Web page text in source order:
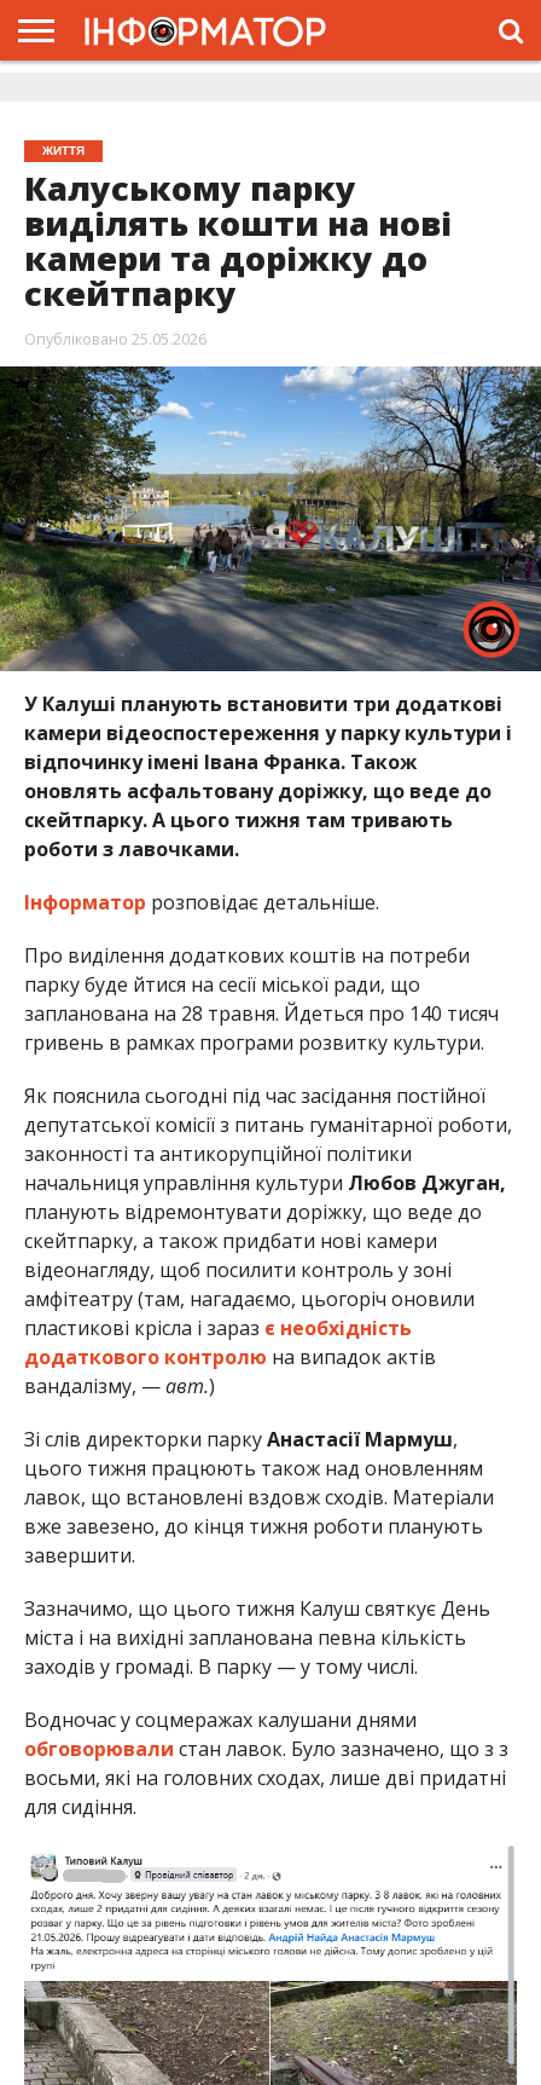
ЖИТТЯ
Калуському парку
виділять кошти на нові
камери та доріжку до
скейтпарку
Опубліковано 25.05.2026
У Калуші планують встановити три додаткові
камери відеоспостереження у парку культури і
відпочинку імені Івана Франка. Також
оновлять асфальтовану доріжку, що веде до
скейтпарку. А цього тижня там тривають
роботи з лавочками.
Інформатор розповідає детальніше.
Про виділення додаткових коштів на потреби
парку буде йтися на сесії міської ради, що
запланована на 28 травня. Йдеться про 140 тисяч
гривень в рамках програми розвитку культури.
Як пояснила сьогодні під час засідання постійної
депутатської комісії з питань гуманітарної роботи,
законності та антикорупційної політики
начальниця управління культури Любов Джуган,
планують відремонтувати доріжку, що веде до
скейтпарку, а також придбати нові камери
відеонагляду, щоб посилити контроль у зоні
амфітеатру (там, нагадаємо, цьогоріч оновили
пластикові крісла і зараз є необхідність
додаткового контролю на випадок актів
вандалізму, —авт.)
Зі слів директорки паркуАнастасії Мармуш,
цього тижня працюють також над оновленням
лавок, що встановлені вздовж сходів. Матеріали
вже завезено, до кінця тижня роботи планують
завершити.
Зазначимо, що цього тижня Калуш святкує День
міста і на вихідні запланована певна кількість
заходів у громаді. В парку — у тому числі.
Водночас у соцмеражах калушани днями
обговорювали стан лавок. Було зазначено, що з з
восьми, які на головних сходах, лише дві придатні
для сидіння.